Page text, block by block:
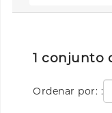
1 conjunto
Ordenar por: